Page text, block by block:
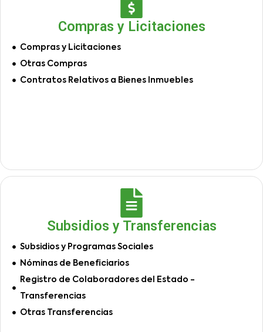
Compras y Licitaciones
Compras y Licitaciones
Otras Compras
Contratos Relativos a Bienes Inmuebles
Subsidios y Transferencias
Subsidios y Programas Sociales
Nóminas de Beneficiarios
Registro de Colaboradores del Estado -
Transferencias
Otras Transferencias